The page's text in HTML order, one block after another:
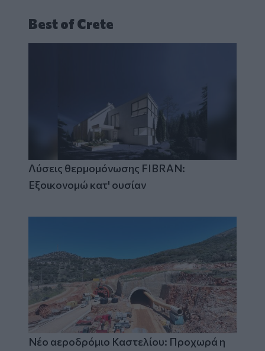
Best of Crete
Λύσεις θερμομόνωσης FIBRAN:
Εξοικονομώ κατ' ουσίαν
Νέο αεροδρόμιο Καστελίου: Προχωρά η